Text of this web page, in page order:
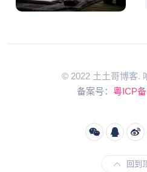
© 2022 土土哥博客.
备案号： 粤ICP
回到